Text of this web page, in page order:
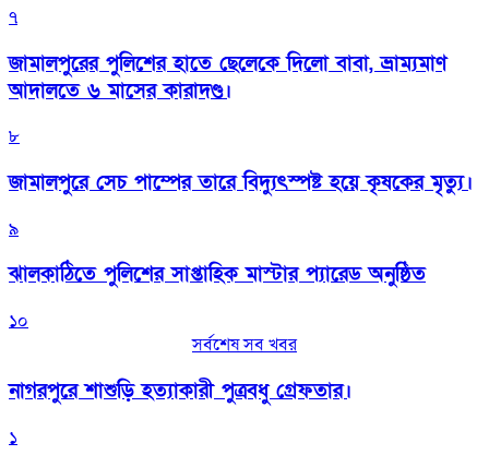
৭
জামালপুরের পুলিশের হাতে ছেলেকে দিলো বাবা, ভ্রাম্যমাণ
আদালতে ৬ মাসের কারাদণ্ড।
৮
জামালপুরে সেচ পাম্পের তারে বিদ্যুৎস্পষ্ট হয়ে কৃষকের মৃত্যু।
৯
‎ঝালকাঠিতে পুলিশের সাপ্তাহিক মাস্টার প্যারেড অনুষ্ঠিত
১০
সর্বশেষ সব খবর
নাগরপুরে শাশুড়ি হত্যাকারী পুত্রবধু গ্রেফতার।
১